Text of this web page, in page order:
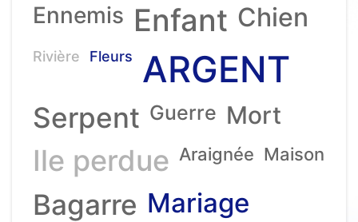
Ennemis Enfant Chien
Rivière Fleurs ARGENT
Serpent Guerre Mort
Ile perdue Araignée Maison
Bagarre Mariage